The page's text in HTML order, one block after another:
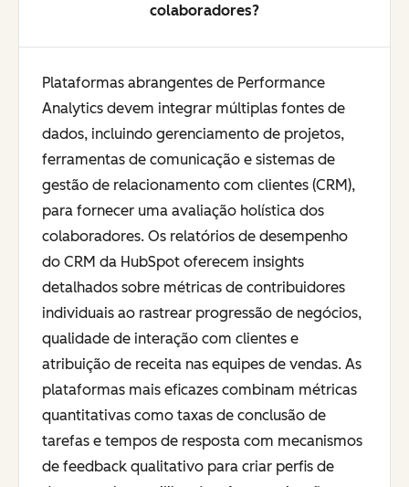
colaboradores?
Plataformas abrangentes de Performance
Analytics devem integrar múltiplas fontes de
dados, incluindo gerenciamento de projetos,
ferramentas de comunicação e sistemas de
gestão de relacionamento com clientes (CRM),
para fornecer uma avaliação holística dos
colaboradores. Os relatórios de desempenho
do CRM da HubSpot oferecem insights
detalhados sobre métricas de contribuidores
individuais ao rastrear progressão de negócios,
qualidade de interação com clientes e
atribuição de receita nas equipes de vendas. As
plataformas mais eficazes combinam métricas
quantitativas como taxas de conclusão de
tarefas e tempos de resposta com mecanismos
de feedback qualitativo para criar perfis de